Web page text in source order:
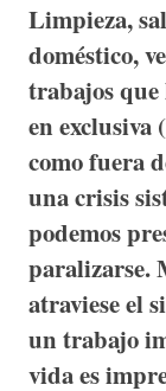
Limpieza,
doméstico,
trabajos que
en exclusiva
como fuera
una crisis
podemos
paralizarse.
atraviese el
un trabajo
vida es